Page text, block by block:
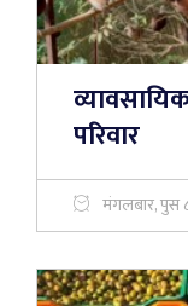
परिवार
मंगलबार, पुस